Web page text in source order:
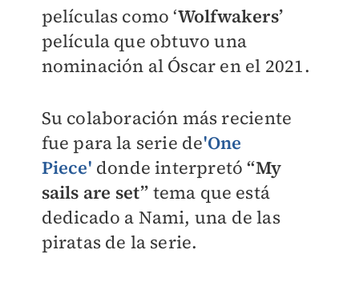
películas como ‘Wolfwakers’
película que obtuvo una
nominación al Óscar en el 2021.
Su colaboración más reciente
fue para la serie de'One
Piece' donde interpretó“My
sails are set” tema que está
dedicado a Nami, una de las
piratas de la serie.